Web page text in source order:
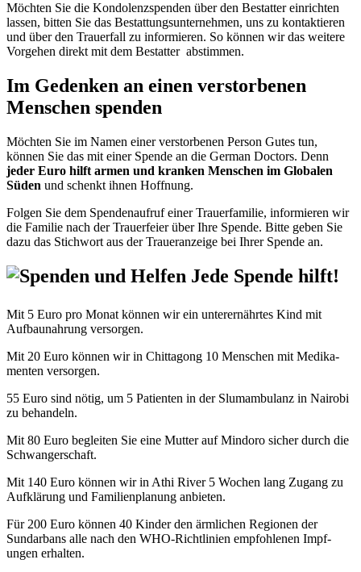
Möchten Sie die Kondolenzspenden über den Bestatter einrichten
lassen, bitten Sie das Bestattungsunternehmen, uns zu kontaktieren
und über den Trauerfall zu informieren. So können wir das weitere
Vorgehen direkt mit dem Bestatter abstimmen.
Im Gedenken an einen verstorbenen
Menschen spenden
Möchten Sie im Namen einer verstorbenen Person Gutes tun,
können Sie das mit einer Spende an die German Doctors. Denn
jeder Euro hilft armen und kranken Menschen im Globalen
Süden und schenkt ihnen Hoffnung.
Folgen Sie dem Spendenaufruf einer Trauerfamilie, informieren wir
die Familie nach der Trauerfeier über Ihre Spende. Bitte geben Sie
dazu das Stichwort aus der Traueranzeige bei Ihrer Spende an.
Jede Spende hilft!
Mit 5 Euro pro Monat können wir ein unter­­ernährtes Kind mit
Aufbau­­nahrung ver­sorgen.
Mit 20 Euro können wir in Chittagong 10 Menschen mit Medika­
menten ver­sorgen.
55 Euro sind nötig, um 5 Patienten in der Slum­ambu­lanz in Nairobi
zu behan­deln.
Mit 80 Euro beglei­ten Sie eine Mutter auf Mindoro sicher durch die
Schwanger­­schaft.
Mit 140 Euro können wir in Athi River 5 Wochen lang Zugang zu
Auf­­klä­rung und Familien­­planung an­bieten.
Für 200 Euro können 40 Kinder den ärmlichen Regionen der
Sundarbans alle nach den WHO-Richtl­inien empfoh­lenen Impf­
ungen er­halten.